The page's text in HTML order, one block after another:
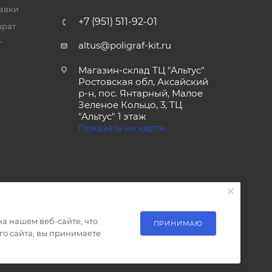
+7 (951) 511-92-01
altus@poligraf-kit.ru
Магазин-склад ТЦ "Альтус"
Ростовская обл, Аксайский
р-н, пос. Янтарный, Малое
Зеленое Кольцо, 3, ТЦ
"Альтус" 1 этаж
Показать на карте
нашем веб-сайте, что
сайта, вы принимаете
ПРИНИМАЮ